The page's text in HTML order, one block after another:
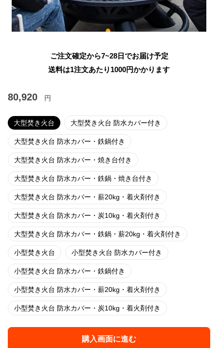
ご注文確定から7~28日でお届け予定
送料は1注文あたり 1000円かかります
80,920 円
大型焚き火台 大型焚き火台 防水カバー付き
大型焚き火台 防水カバー・鉄鍋付き
大型焚き火台 防水カバー・焼き台付き
大型焚き火台 防水カバー・鉄鍋・焼き台付き
大型焚き火台 防水カバー・薪20kg・着火剤付き
大型焚き火台 防水カバー・炭10kg・着火剤付き
大型焚き火台 防水カバー・鉄鍋・薪20kg・着火剤付き
小型焚き火台 小型焚き火台 防水カバー付き
小型焚き火台 防水カバー・鉄鍋付き
小型焚き火台 防水カバー・薪20kg・着火剤付き
小型焚き火台 防水カバー・炭10kg・着火剤付き
購入画面に進む